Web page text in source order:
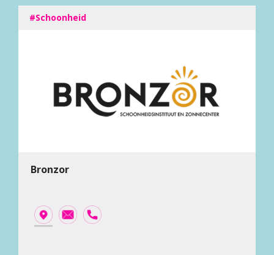
#Schoonheid
Bronzor